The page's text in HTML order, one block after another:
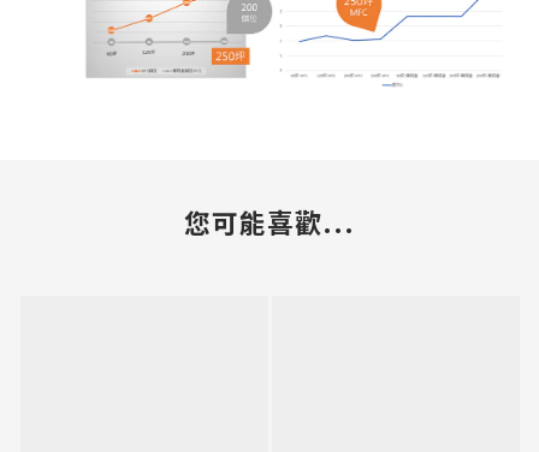
您可能喜歡...